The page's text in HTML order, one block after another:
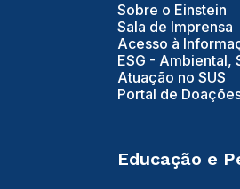
Sobre o Einstein
Sala de Imprensa
Acesso à
ESG - Ambiental,
Atuação no SUS
Portal de
Educação e